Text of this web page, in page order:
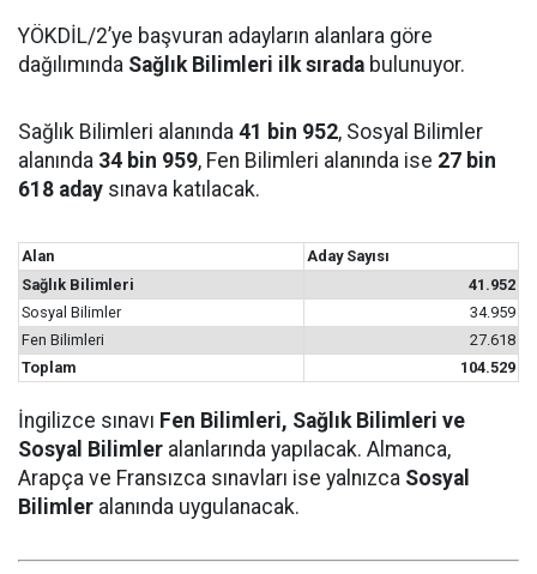
YÖKDİL/2’ye başvuran adayların alanlara göre
dağılımında Sağlık Bilimleri ilk sırada bulunuyor.
Sağlık Bilimleri alanında 41 bin 952, Sosyal Bilimler
alanında 34 bin 959, Fen Bilimleri alanında ise 27 bin
618 aday sınava katılacak.
Alan
Aday Sayısı
Sağlık Bilimleri
41.952
Sosyal Bilimler
34.959
Fen Bilimleri
27.618
Toplam
104.529
İngilizce sınavı Fen Bilimleri, Sağlık Bilimleri ve
Sosyal Bilimler alanlarında yapılacak. Almanca,
Arapça ve Fransızca sınavları ise yalnızca Sosyal
Bilimler alanında uygulanacak.